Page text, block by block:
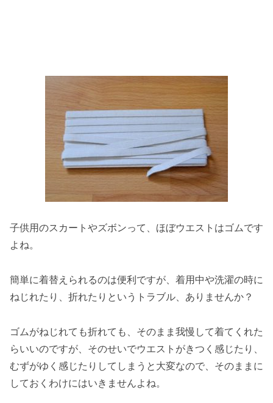
子供用のスカートやズボンって、ほぼウエストはゴムです
よね。
簡単に着替えられるのは便利ですが、着用中や洗濯の時に
ねじれたり、折れたりというトラブル、ありませんか？
ゴムがねじれても折れても、そのまま我慢して着てくれた
らいいのですが、そのせいでウエストがきつく感じたり、
むずがゆく感じたりしてしまうと大変なので、そのままに
しておくわけにはいきませんよね。